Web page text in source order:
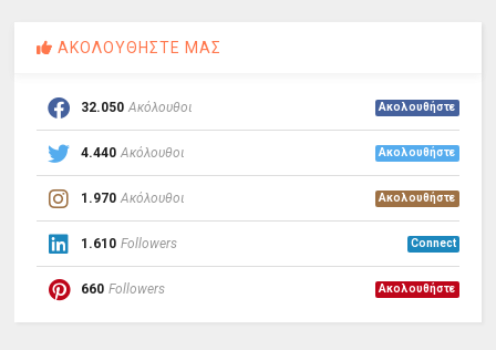
ΑΚΟΛΟΥΘΗΣΤΕ ΜΑΣ
32.050 Ακόλουθοι Ακολουθήστε
4.440 Ακόλουθοι Ακολουθήστε
1.970 Ακόλουθοι Ακολουθήστε
1.610 Followers Connect
660 Followers Ακολουθήστε